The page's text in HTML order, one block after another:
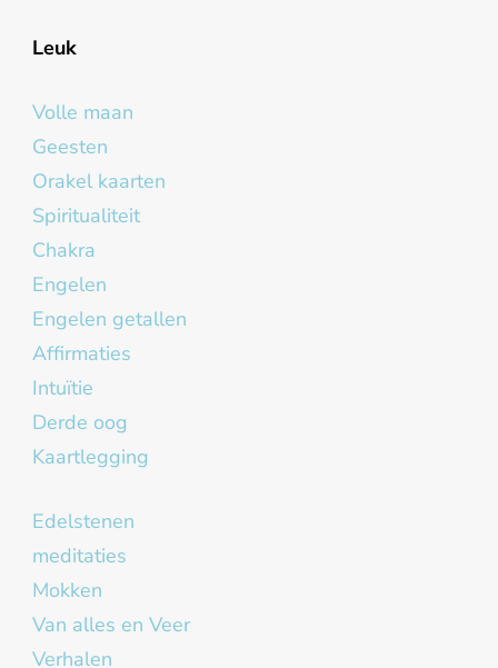
Leuk
Volle maan
Geesten
Orakel kaarten
Spiritualiteit
Chakra
Engelen
Engelen getallen
Affirmaties
Intuïtie
Derde oog
Kaartlegging
Edelstenen
meditaties
Mokken
Van alles en Veer
Verhalen